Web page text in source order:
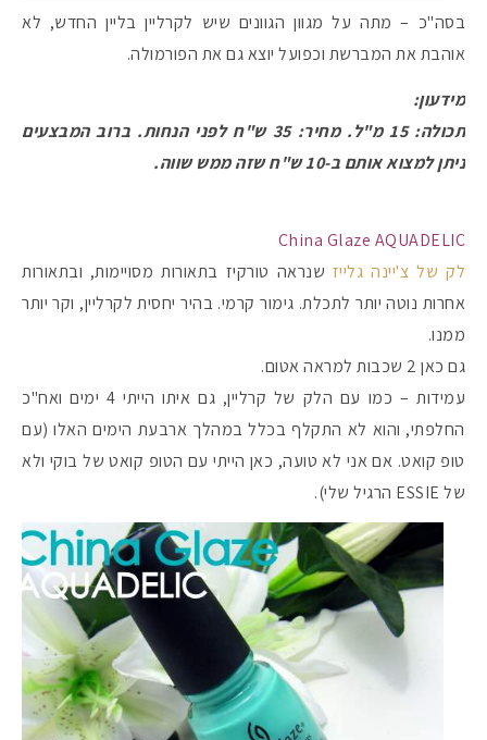
בסה"כ – מתה על מגוון הגוונים שיש לקרליין בליין החדש, לא
אוהבת את המברשת וכפועל יוצא גם את הפורמולה.
מידעון:
תכולה: 15 מ"ל. מחיר: 35 ש"ח לפני הנחות. ברוב המבצעים
ניתן למצוא אותם ב-10 ש"ח שזה ממש שווה.
China Glaze AQUADELIC
לק של צ'יינה גלייז שנראה טורקיז בתאורות מסויימות, ובתאורות
אחרות נוטה יותר לתכלת. גימור קרמי. בהיר יחסית לקרליין, וקר יותר
ממנו.
גם כאן 2 שכבות למראה אטום.
עמידות – כמו עם הלק של קרליין, גם איתו הייתי 4 ימים ואח"כ
החלפתי, והוא לא התקלף בכלל במהלך ארבעת הימים האלו (עם
טופ קואט. אם אני לא טועה, כאן הייתי עם הטופ קואט של בוקי ולא
של ESSIE הרגיל שלי).